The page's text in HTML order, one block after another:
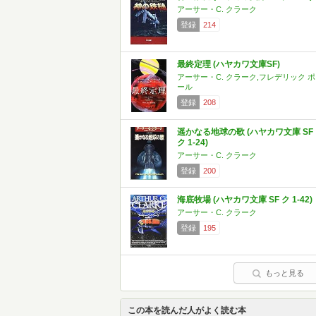
アーサー・C. クラーク
登録
214
最終定理 (ハヤカワ文庫SF)
アーサー・C. クラーク,フレデリック ポ
ール
登録
208
遥かなる地球の歌 (ハヤカワ文庫 SF
ク 1-24)
アーサー・C. クラーク
登録
200
海底牧場 (ハヤカワ文庫 SF ク 1-42)
アーサー・C. クラーク
登録
195
もっと見る
この本を読んだ人がよく読む本